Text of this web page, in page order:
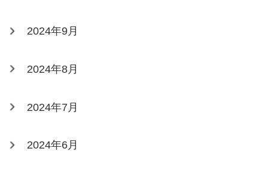
2024年9月
2024年8月
2024年7月
2024年6月